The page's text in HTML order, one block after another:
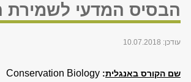
הבסיס המדעי לשמירת הטבע
עודכן: 10.07.2018
שם הקורס באנגלית: